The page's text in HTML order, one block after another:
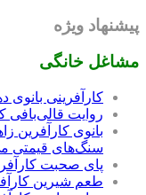
پیشنهاد ویژه
مشاغل خانگی
کارآفرینی بانوی
روایت قالی‌بافی
بانوی کارآفرین
سنگ‌های قیمتی
پای صحبت
طعم شیرین